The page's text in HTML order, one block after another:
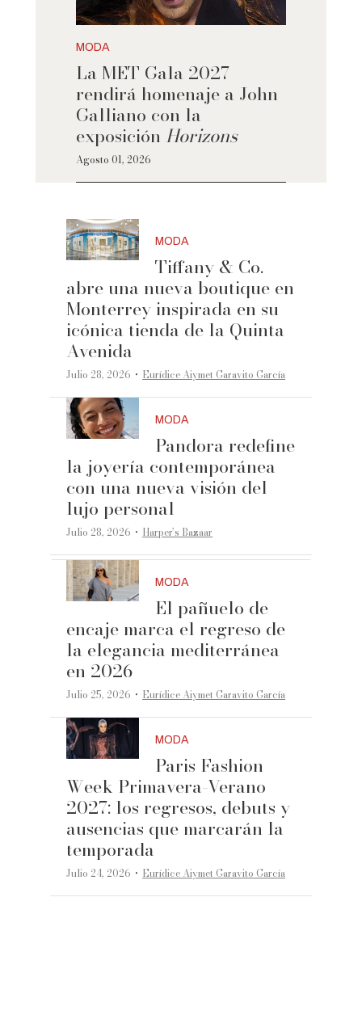
MODA
La MET Gala 2027
rendirá homenaje a John
Galliano con la
exposición Horizons
Agosto 01, 2026
MODA
Tiffany & Co.
abre una nueva boutique en
Monterrey inspirada en su
icónica tienda de la Quinta
Avenida
Julio 28, 2026 ·Eurídice Aiymet Garavito García
MODA
Pandora redefine
la joyería contemporánea
con una nueva visión del
lujo personal
Julio 28, 2026 ·Harper’s Bazaar
MODA
El pañuelo de
encaje marca el regreso de
la elegancia mediterránea
en 2026
Julio 25, 2026 ·Eurídice Aiymet Garavito García
MODA
Paris Fashion
Week Primavera-Verano
2027: los regresos, debuts y
ausencias que marcarán la
temporada
Julio 24, 2026 ·Eurídice Aiymet Garavito García